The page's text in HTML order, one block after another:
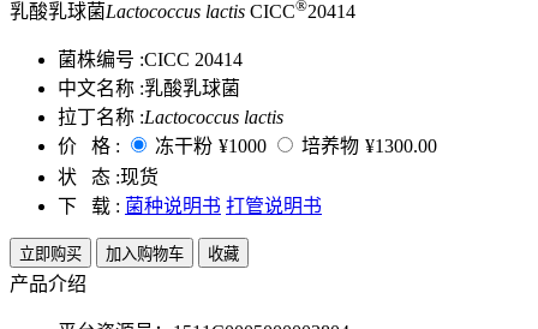
乳酸乳球菌Lactococcus lactis CICC®20414
菌株编号 :CICC 20414
中文名称 :乳酸乳球菌
拉丁名称 :Lactococcus lactis
价 格 :
冻干粉 ¥1000 培养物 ¥1300.00
状 态 :现货
下 载 : 菌种说明书 打管说明书
立即购买 加入购物车 收藏
产品介绍